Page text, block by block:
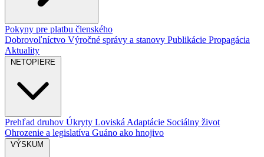
Pokyny pre platbu členského
Dobrovoľníctvo Výročné správy a stanovy Publikácie Propagácia
Aktuality
NETOPIERE
Prehľad druhov Úkryty Loviská Adaptácie Sociálny život
Ohrozenie a legislatíva Guáno ako hnojivo
VÝSKUM